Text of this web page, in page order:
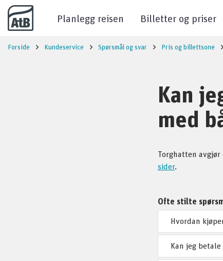
Til innhold
Planlegg reisen Billetter og priser
Forside Kundeservice Spørsmål og svar Pris og billettsone
Kan
med
Torghatten
sider.
Ofte stilte
Hvordan
Kan jeg